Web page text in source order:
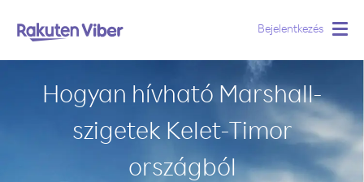
Bejelentkezés
Hogyan hívható Marshall-
szigetek Kelet-Timor
országból